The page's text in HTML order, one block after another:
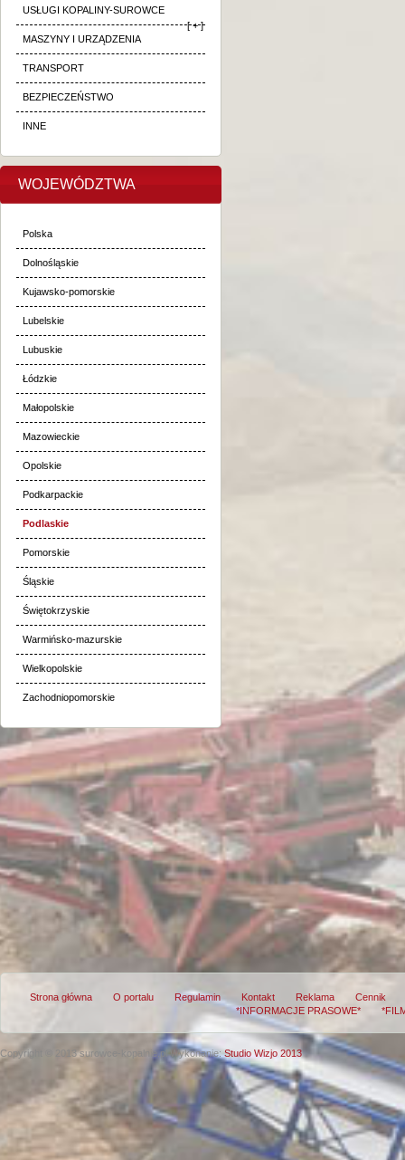
USŁUGI KOPALINY-SUROWCE
[ + ]
MASZYNY I URZĄDZENIA
TRANSPORT
BEZPIECZEŃSTWO
INNE
WOJEWÓDZTWA
Polska
Dolnośląskie
Kujawsko-pomorskie
Lubelskie
Lubuskie
Łódzkie
Małopolskie
Mazowieckie
Opolskie
Podkarpackie
Podlaskie
Pomorskie
Śląskie
Świętokrzyskie
Warmińsko-mazurskie
Wielkopolskie
Zachodniopomorskie
Strona główna O portalu Regulamin Kontakt Reklama
Cennik
*INFORMACJE PRASOWE*
Copyright © 2013 surowce-kopalnie.plWykonanie:Studio Wizjo 2013